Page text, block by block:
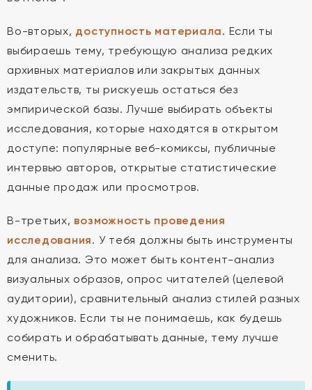
Во-вторых, доступность материала. Если ты
выбираешь тему, требующую анализа редких
архивных материалов или закрытых данных
издательств, ты рискуешь остаться без
эмпирической базы. Лучше выбирать объекты
исследования, которые находятся в открытом
доступе: популярные веб-комиксы, публичные
интервью авторов, открытые статистические
данные продаж или просмотров.
В-третьих, возможность проведения
исследования. У тебя должны быть инструменты
для анализа. Это может быть контент-анализ
визуальных образов, опрос читателей (целевой
аудитории), сравнительный анализ стилей разных
художников. Если ты не понимаешь, как будешь
собирать и обрабатывать данные, тему лучше
сменить.